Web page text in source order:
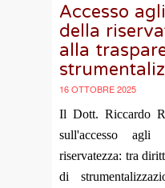
Accesso
della
alla
16 OTTOBRE 2025
Il Dott. Riccardo
sull'accesso
riservatezza: tra
di